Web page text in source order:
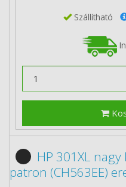
Szállítható
HP 301XL
patron (CH563EE)